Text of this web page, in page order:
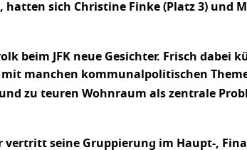
sich Christine Finke (Platz 3) und
beim JFK neue Gesichter. Frisch dabei
manchen kommunalpolitischen
zu teuren Wohnraum als zentrale
vertritt seine Gruppierung im Haupt-,